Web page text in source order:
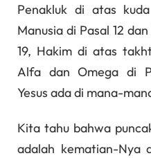
Penakluk di atas
Manusia di Pasal 12
19, Hakim di atas
Alfa dan Omega di
Yesus ada di mana-
Kita tahu bahwa
adalah kematian-Nya